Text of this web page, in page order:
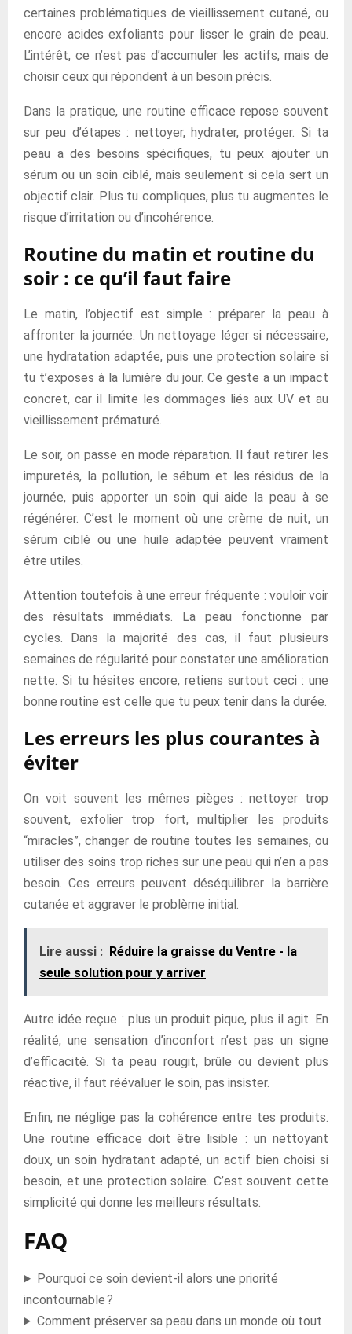
certaines problématiques de vieillissement cutané, ou
encore acides exfoliants pour lisser le grain de peau.
L’intérêt, ce n’est pas d’accumuler les actifs, mais de
choisir ceux qui répondent à un besoin précis.
Dans la pratique, une routine efficace repose souvent
sur peu d’étapes : nettoyer, hydrater, protéger. Si ta
peau a des besoins spécifiques, tu peux ajouter un
sérum ou un soin ciblé, mais seulement si cela sert un
objectif clair. Plus tu compliques, plus tu augmentes le
risque d’irritation ou d’incohérence.
Routine du matin et routine du
soir : ce qu’il faut faire
Le matin, l’objectif est simple : préparer la peau à
affronter la journée. Un nettoyage léger si nécessaire,
une hydratation adaptée, puis une protection solaire si
tu t’exposes à la lumière du jour. Ce geste a un impact
concret, car il limite les dommages liés aux UV et au
vieillissement prématuré.
Le soir, on passe en mode réparation. Il faut retirer les
impuretés, la pollution, le sébum et les résidus de la
journée, puis apporter un soin qui aide la peau à se
régénérer. C’est le moment où une crème de nuit, un
sérum ciblé ou une huile adaptée peuvent vraiment
être utiles.
Attention toutefois à une erreur fréquente : vouloir voir
des résultats immédiats. La peau fonctionne par
cycles. Dans la majorité des cas, il faut plusieurs
semaines de régularité pour constater une amélioration
nette. Si tu hésites encore, retiens surtout ceci : une
bonne routine est celle que tu peux tenir dans la durée.
Les erreurs les plus courantes à
éviter
On voit souvent les mêmes pièges : nettoyer trop
souvent, exfolier trop fort, multiplier les produits
“miracles”, changer de routine toutes les semaines, ou
utiliser des soins trop riches sur une peau qui n’en a pas
besoin. Ces erreurs peuvent déséquilibrer la barrière
cutanée et aggraver le problème initial.
Lire aussi : Réduire la graisse du Ventre - la
seule solution pour y arriver
Autre idée reçue : plus un produit pique, plus il agit. En
réalité, une sensation d’inconfort n’est pas un signe
d’efficacité. Si ta peau rougit, brûle ou devient plus
réactive, il faut réévaluer le soin, pas insister.
Enfin, ne néglige pas la cohérence entre tes produits.
Une routine efficace doit être lisible : un nettoyant
doux, un soin hydratant adapté, un actif bien choisi si
besoin, et une protection solaire. C’est souvent cette
simplicité qui donne les meilleurs résultats.
FAQ
Pourquoi ce soin devient-il alors une priorité
incontournable ?
Comment préserver sa peau dans un monde où tout